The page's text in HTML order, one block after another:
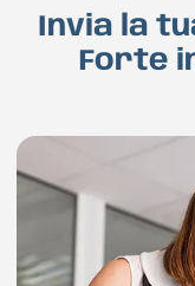
Invia la
Forte